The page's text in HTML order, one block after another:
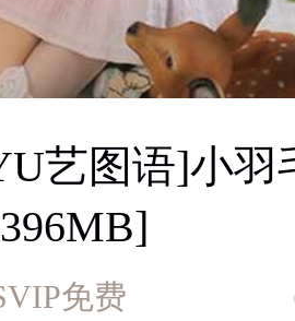
艺图语]小羽
免费